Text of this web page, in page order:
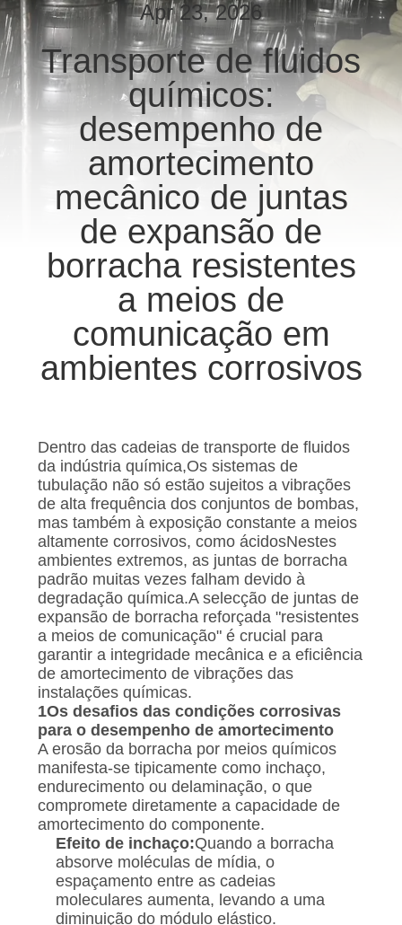
EXCURSÃO
DA
FÁBRICA
CONTROLE
QUALIDADE
CONTACTE-
NOS
NOTÍCIA
PEÇA
CITAÇÕES
MAPA
DO
SITE
POLÍTICA
PRIVACIDADE
Apr 23, 2026
Transporte de fluidos
químicos:
desempenho de
amortecimento
mecânico de juntas
de expansão de
borracha resistentes
a meios de
comunicação em
ambientes corrosivos
Dentro das cadeias de transporte de fluidos
da indústria química,Os sistemas de
tubulação não só estão sujeitos a vibrações
de alta frequência dos conjuntos de bombas,
mas também à exposição constante a meios
altamente corrosivos, como ácidosNestes
ambientes extremos, as juntas de borracha
padrão muitas vezes falham devido à
degradação química.A selecção de juntas de
expansão de borracha reforçada "resistentes
a meios de comunicação" é crucial para
garantir a integridade mecânica e a eficiência
de amortecimento de vibrações das
instalações químicas.
1Os desafios das condições corrosivas
para o desempenho de amortecimento
A erosão da borracha por meios químicos
manifesta-se tipicamente como inchaço,
endurecimento ou delaminação, o que
compromete diretamente a capacidade de
amortecimento do componente.
Efeito de inchaço:Quando a borracha
absorve moléculas de mídia, o
espaçamento entre as cadeias
moleculares aumenta, levando a uma
diminuição do módulo elástico.